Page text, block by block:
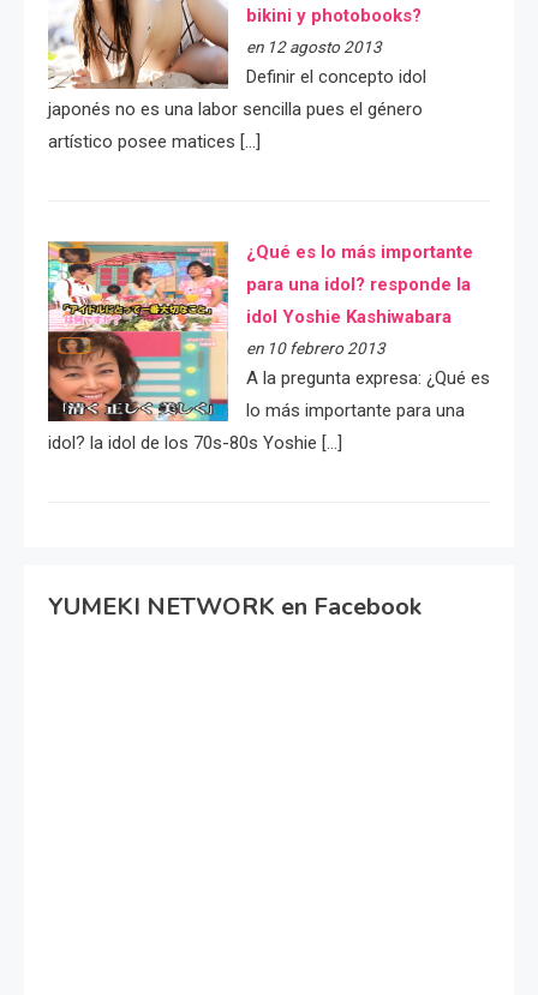
bikini y photobooks?
en 12 agosto 2013
Definir el concepto idol
japonés no es una labor sencilla pues el género
artístico posee matices […]
¿Qué es lo más importante
para una idol? responde la
idol Yoshie Kashiwabara
en 10 febrero 2013
A la pregunta expresa: ¿Qué es
lo más importante para una
idol? la idol de los 70s-80s Yoshie […]
YUMEKI NETWORK en Facebook